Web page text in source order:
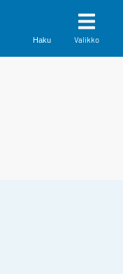
Haku Valikko